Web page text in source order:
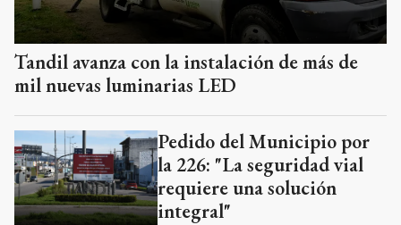
Tandil avanza con la instalación de más de
mil nuevas luminarias LED
Pedido del Municipio por
la 226: "La seguridad vial
requiere una solución
integral"